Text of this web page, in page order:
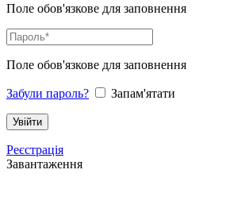
Поле обов'язкове для заповнення
Поле обов'язкове для заповнення
Забули пароль? Запам'ятати
Реєстрація
Завантаження